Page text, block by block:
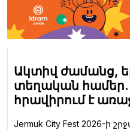
Ակտիվ ժամանց,
տեղական համեր.
հրավիրում է
Jermuk City Fest 2026-ի